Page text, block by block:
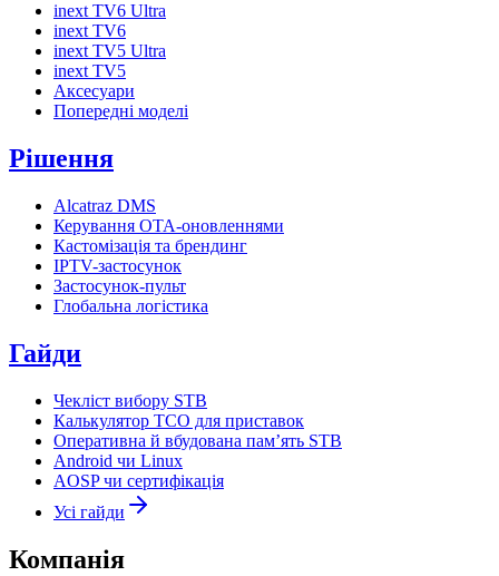
inext TV6 Ultra
inext TV6
inext TV5 Ultra
inext TV5
Аксесуари
Попередні моделі
Рішення
Alcatraz DMS
Керування OTA-оновленнями
Кастомізація та брендинг
IPTV-застосунок
Застосунок-пульт
Глобальна логістика
Гайди
Чекліст вибору STB
Калькулятор TCO для приставок
Оперативна й вбудована пам’ять STB
Android чи Linux
AOSP чи сертифікація
Усі гайди
Компанія